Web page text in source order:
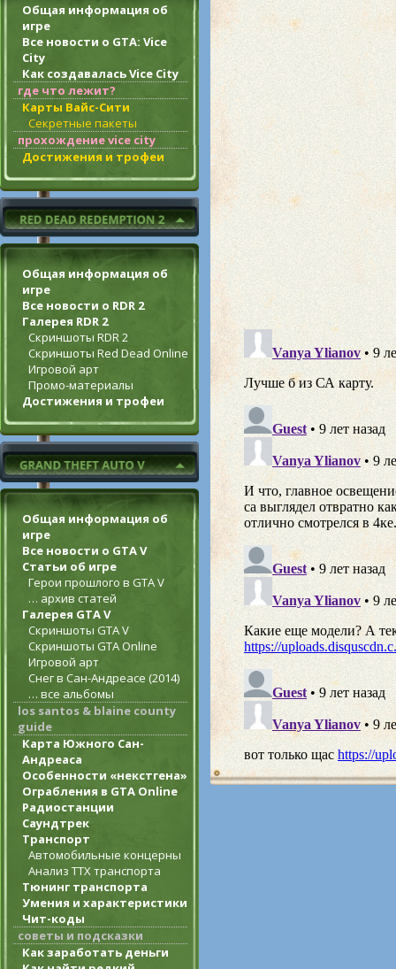
Общая информация об
игре
Все новости о GTA: Vice
City
Как создавалась Vice City
где что лежит?
Карты Вайс-Сити
Секретные пакеты
прохождение vice city
Достижения и трофеи
Общая информация об
игре
Все новости о RDR 2
Галерея RDR 2
Скриншоты RDR 2
Скриншоты Red Dead Online
Игровой арт
Промо-материалы
Достижения и трофеи
Общая информация об
игре
Все новости о GTA V
Статьи об игре
Герои прошлого в GTA V
… архив статей
Галерея GTA V
Скриншоты GTA V
Скриншоты GTA Online
Игровой арт
Снег в Сан-Андреасе (2014)
… все альбомы
los santos & blaine county
guide
Карта Южного Сан-
Андреаса
Особенности «некстгена»
Ограбления в GTA Online
Радиостанции
Саундтрек
Транспорт
Автомобильные концерны
Анализ ТТХ транспорта
Тюнинг транспорта
Умения и характеристики
Чит-коды
советы и подсказки
Как заработать деньги